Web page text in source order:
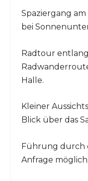
Spaziergang
bei
Radtour
Halle.
Kleiner
Blick über das
Führung durch
Anfrage